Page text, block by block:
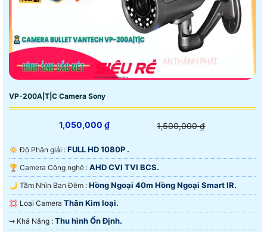
VP-200A|T|C Camera Sony
1,050,000 ₫ 1,500,000 ₫
🔅 Độ Phân giải : FULL HD 1080P .
🏆 Camera Công nghệ : AHD CVI TVI BCS.
🌙 Tầm Nhìn Ban Đêm : Hồng Ngoại 40m Hồng Ngoại Smart IR.
💢 Loại Camera Thân Kim loại.
️⇝ Khả Năng : Thu hình Ổn Định.